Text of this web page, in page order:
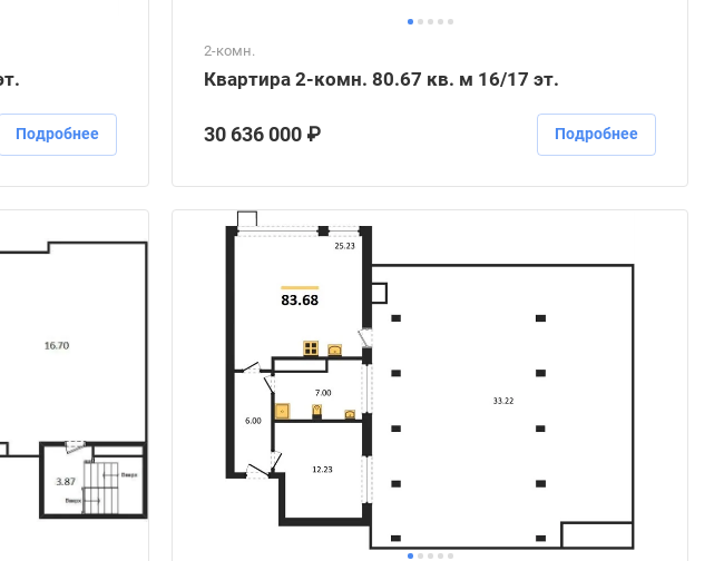
Подробнее
2-комн.
Квартира 2-комн. 80.67 кв. м 16/17 эт.
30 636 000 ₽ Подробнее